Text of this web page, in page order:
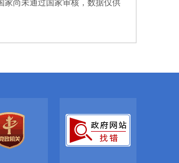
尚未通过国家审核，数据仅供